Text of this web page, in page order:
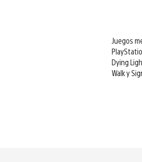
Juegos
Dying
Walk y